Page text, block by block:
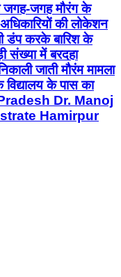
जगह-जगह मौरंग के
की लोकेशन
डंप करके बारिश के
संख्या में बरदहा
जाती मौरंम मामला
के पास का
Dr. Manoj
Hamirpur